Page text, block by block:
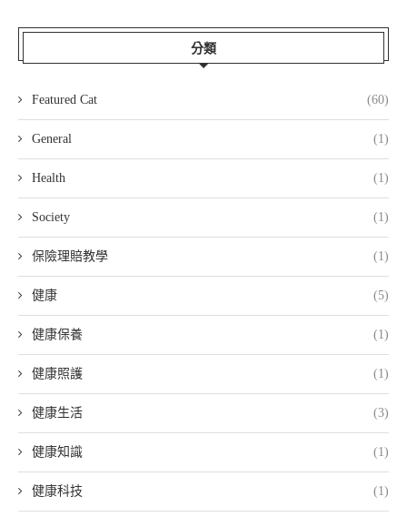
分類
Featured Cat (60)
General (1)
Health (1)
Society (1)
保險理賠教學 (1)
健康 (5)
健康保養 (1)
健康照護 (1)
健康生活 (3)
健康知識 (1)
健康科技 (1)